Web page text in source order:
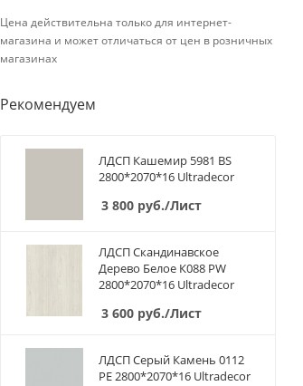
Цена действительна только для интернет-
магазина и может отличаться от цен в розничных
магазинах
Рекомендуем
ЛДСП Кашемир 5981 BS
2800*2070*16 Ultradecor
3 800 руб./Лист
ЛДСП Скандинавское
Дерево Белое К088 PW
2800*2070*16 Ultradecor
3 600 руб./Лист
ЛДСП Серый Камень 0112
PE 2800*2070*16 Ultradecor